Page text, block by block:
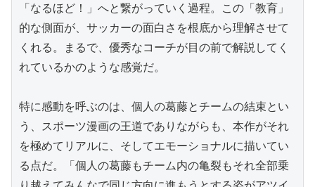
「なるほど！」へと繋がっていく過程。この「教育」
的な側面が、サッカーの面白さを根底から理解させて
くれる。まるで、優秀なコーチが目の前で解説してく
れているかのような感覚だ。
特に感動を呼ぶのは、個人の葛藤とチームの結束とい
う、スポーツ漫画の王道でありながらも、本作がそれ
を極めてリアルに、そしてエモーショナルに描いてい
る点だ。「個人の葛藤もチーム内の亀裂もそれ全部乗